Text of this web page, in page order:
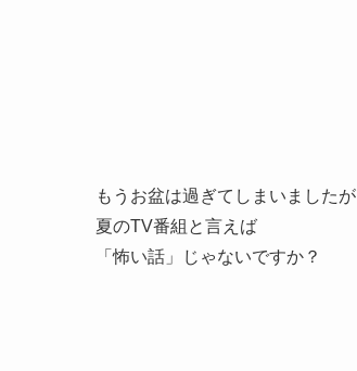
もうお盆は過ぎてしまいましたが
夏のTV番組と言えば
「怖い話」じゃないですか？